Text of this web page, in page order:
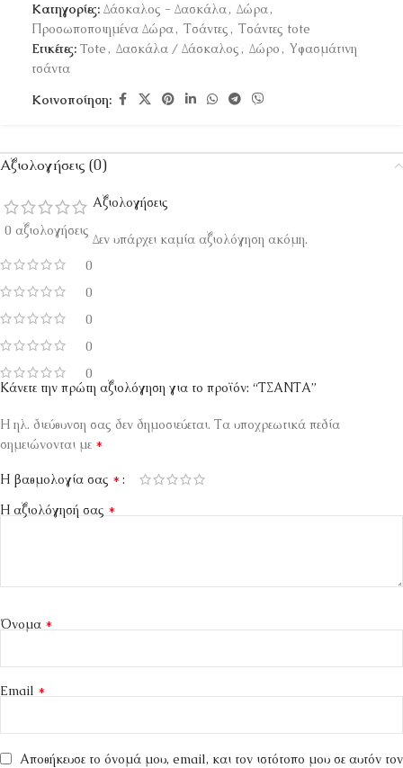
Κατηγορίες: Δάσκαλος - Δασκάλα, Δώρα,
Προσωποποιημένα Δώρα, Τσάντες , Τσάντες tote
Ετικέτες: Tote , Δασκάλα / Δάσκαλος , Δώρο , Υφασμάτινη
τσάντα
Κοινοποίηση:
Αξιολογήσεις (0)
0 αξιολογήσεις
0
0
0
0
0
Αξιολογήσεις
Δεν υπάρχει καμία αξιολόγηση ακόμη.
Κάνετε την πρώτη αξιολόγηση για το προϊόν: “ΤΣΑΝΤΑ”
Η ηλ. διεύθυνση σας δεν δημοσιεύεται. Τα υποχρεωτικά πεδία
σημειώνονται με *
Η βαθμολογία σας *
Η αξιολόγησή σας *
Όνομα *
Email *
Αποθήκευσε το όνομά μου, email, και τον ιστότοπο μου σε αυτόν τον